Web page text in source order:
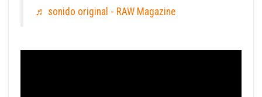
♬ sonido original - RAW Magazine